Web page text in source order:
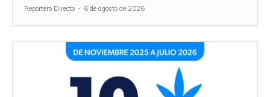
Reportero Directo - 6 de agosto de 2026